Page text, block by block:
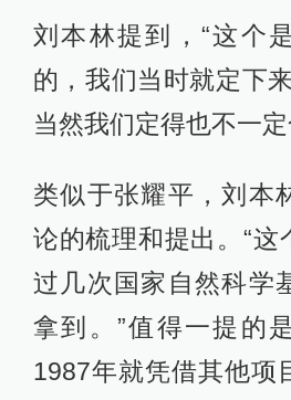
刘本林提到，“这个
的，我们当时就定下来
当然我们定得也不一定
类似于张耀平，刘本
论的梳理和提出。“这
过几次国家自然科学
拿到。”值得一提的
1987年就凭借其他项